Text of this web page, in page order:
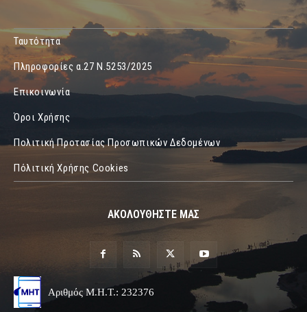
Ταυτότητα
Πληροφορίες α.27 Ν.5253/2025
Επικοινωνία
Όροι Χρήσης
Πολιτική Προτασίας Προσωπικών Δεδομένων
Πόλιτική Χρήσης Cookies
ΑΚΟΛΟΥΘΗΣΤΕ ΜΑΣ
Αριθμός Μ.Η.Τ.: 232376